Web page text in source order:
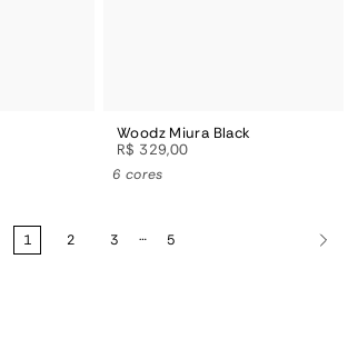
Woodz Miura Black
R$ 329,00
6 cores
1 2 3 … 5